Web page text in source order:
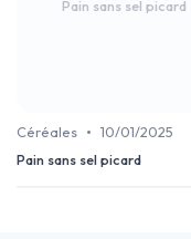
Pain sans sel picard
Céréales • 10/01/2025
Pain sans sel picard